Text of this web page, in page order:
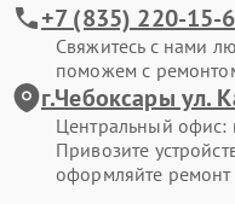
+7 (835) 220-15-
Свяжитесь с нами
поможем с
г.Чебоксары ул.
Центральный офис:
Привозите
оформляйте ремонт